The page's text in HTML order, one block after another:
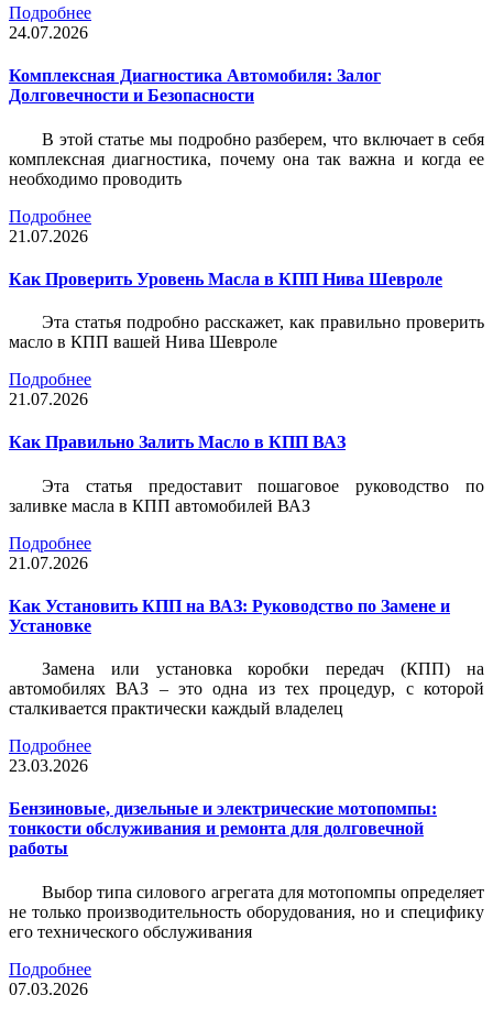
Подробнее
24.07.2026
Комплексная Диагностика Автомобиля: Залог
Долговечности и Безопасности
В этой статье мы подробно разберем, что включает в себя
комплексная диагностика, почему она так важна и когда ее
необходимо проводить
Подробнее
21.07.2026
Как Проверить Уровень Масла в КПП Нива Шевроле
Эта статья подробно расскажет, как правильно проверить
масло в КПП вашей Нива Шевроле
Подробнее
21.07.2026
Как Правильно Залить Масло в КПП ВАЗ
Эта статья предоставит пошаговое руководство по
заливке масла в КПП автомобилей ВАЗ
Подробнее
21.07.2026
Как Установить КПП на ВАЗ: Руководство по Замене и
Установке
Замена или установка коробки передач (КПП) на
автомобилях ВАЗ – это одна из тех процедур, с которой
сталкивается практически каждый владелец
Подробнее
23.03.2026
Бензиновые, дизельные и электрические мотопомпы:
тонкости обслуживания и ремонта для долговечной
работы
Выбор типа силового агрегата для мотопомпы определяет
не только производительность оборудования, но и специфику
его технического обслуживания
Подробнее
07.03.2026